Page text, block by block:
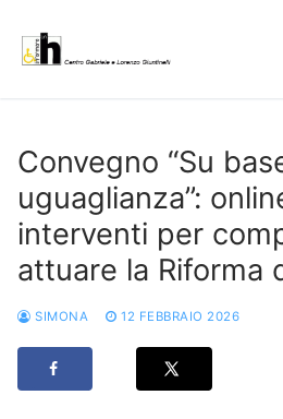
contenuto
Convegno “Su
uguaglianza”:
interventi per
attuare la Riforma
SIMONA 12 FEBBRAIO 2026